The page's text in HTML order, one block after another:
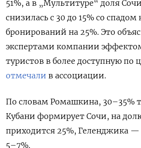
51%, а в „Мультитуре“ доля
снизилась с 30 до 15% со спадом
бронирований на 25%. Это
экспертами компании
туристов в более доступную по
отмечали в ассоциации.
По словам Ромашкина, 30–35%
Кубани формирует Сочи, на
приходится 25%, Геленджика —
5–7%.